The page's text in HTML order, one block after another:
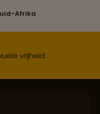
Afrika
vrijheid
reisadvies